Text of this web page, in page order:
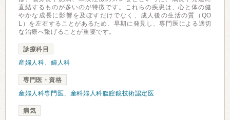
直結するものが多いのが特徴です。これらの疾患は、心と体の健
やかな成長に影響を及ぼすだけでなく、成人後の生活の質（QO
L）を左右することがあるため、早期に発見し、専門医による適切
な治療へ繋げることが重要です。
診療科目
産婦人科、婦人科
専門医・資格
産婦人科専門医、 産科婦人科腹腔鏡技術認定医
病気